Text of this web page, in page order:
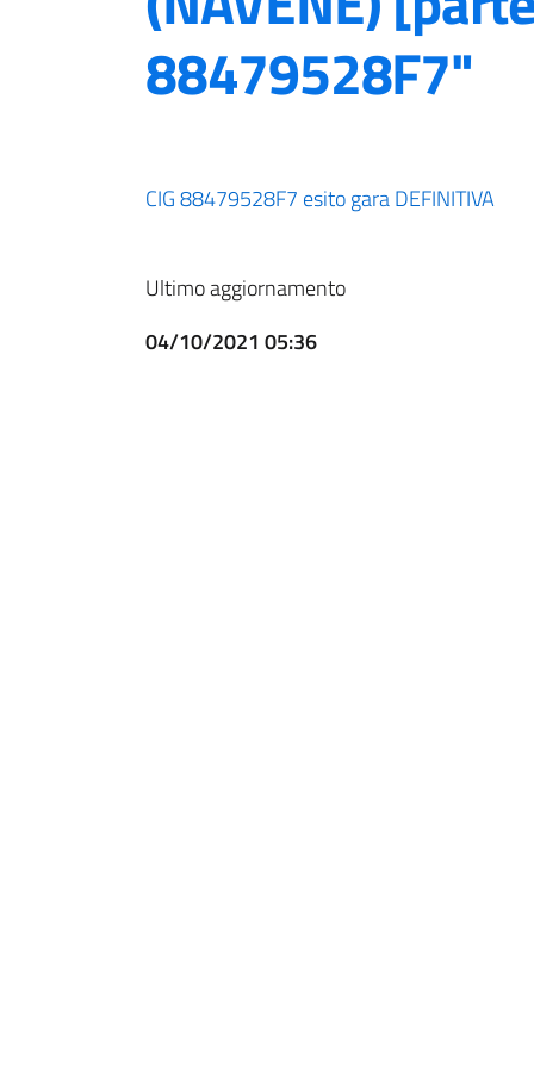
88479528F7"
CIG 88479528F7 esito gara DEFINITIVA
Ultimo aggiornamento
04/10/2021 05:36